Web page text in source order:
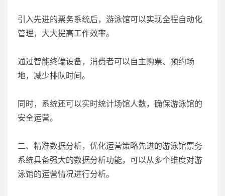
引入先进的票务系统后，游泳馆可以实现全程自动化
管理，大大提高工作效率。
通过智能终端设备，消费者可以自主购票、预约场
地，减少排队时间。
同时，系统还可以实时统计场馆人数，确保游泳馆的
安全运营。
二、精准数据分析，优化运营策略先进的游泳馆票务
系统具备强大的数据分析功能，可以从多个维度对游
泳馆的运营情况进行分析。